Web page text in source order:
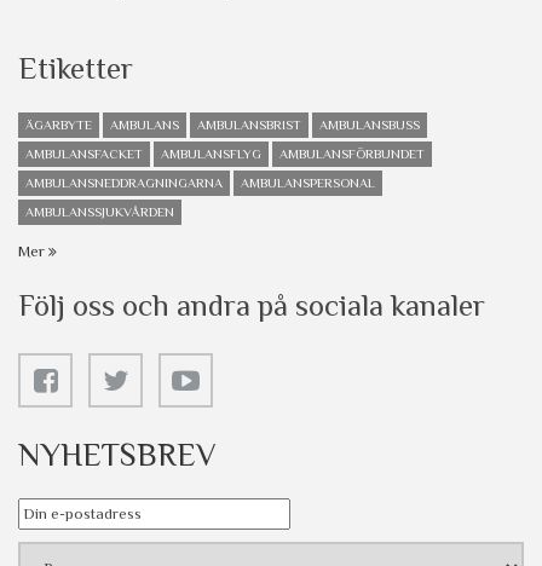
Etiketter
ÄGARBYTE AMBULANS AMBULANSBRIST
AMBULANSBUSS
AMBULANSFACKET
AMBULANSFLYG
AMBULANSFÖRBUNDET
AMBULANSNEDDRAGNINGARNA
AMBULANSPERSONAL
AMBULANSSJUKVÅRDEN
Mer
Följ oss och andra på sociala kanaler
NYHETSBREV